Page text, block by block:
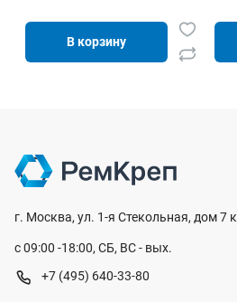
В корзину
г. Москва, ул. 1-я Стекольная, дом 7
с 09:00 -18:00, СБ, ВС - вых.
+7 (495) 640-33-80